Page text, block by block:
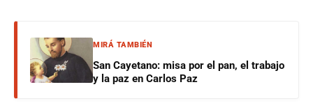
MIRÁ TAMBIÉN
San Cayetano: misa por el pan, el trabajo
y la paz en Carlos Paz